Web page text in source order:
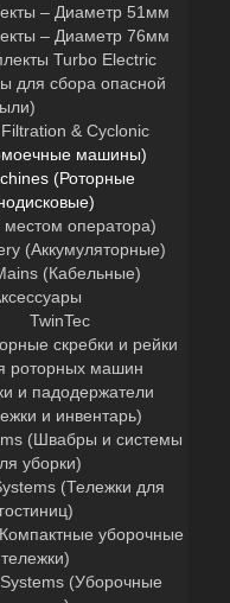
– Диаметр 51мм
– Диаметр 76мм
Turbo Electric
для сбора опасной
& Cyclonic
машины)
(Роторные
оператора)
(Аккумуляторные)
(Кабельные)
TwinTec
скребки и рейки
роторных машин
и падодержатели
и инвентарь)
(Швабры и системы
уборки)
(Тележки для
гостиниц)
уборочные
тележки)
(Уборочные